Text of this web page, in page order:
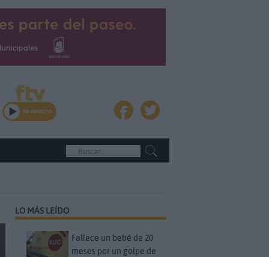
LO MÁS LEÍDO
Fallece un bebé de 20
meses por un golpe de